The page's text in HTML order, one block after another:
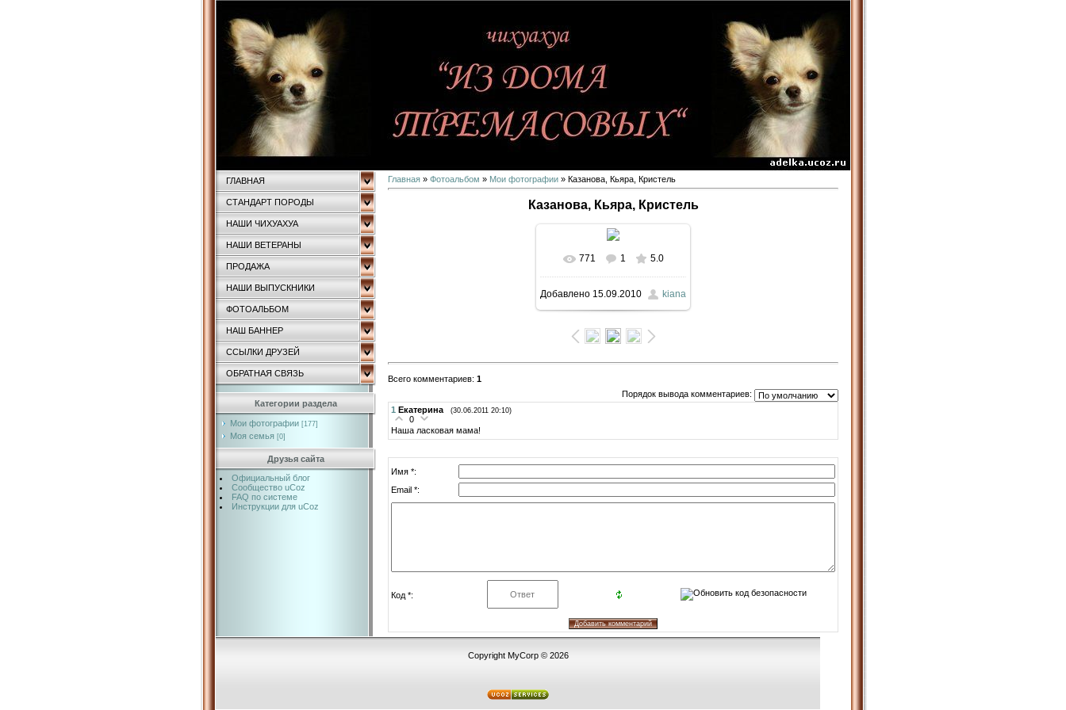
ГЛАВНАЯ
СТАНДАРТ ПОРОДЫ
НАШИ ЧИХУАХУА
НАШИ ВЕТЕРАНЫ
ПРОДАЖА
НАШИ ВЫПУСКНИКИ
ФОТОАЛЬБОМ
НАШ БАННЕР
ССЫЛКИ ДРУЗЕЙ
ОБРАТНАЯ СВЯЗЬ
Категории раздела
Мои фотографии [177]
Моя семья [0]
Друзья сайта
Официальный блог
Сообщество uCoz
FAQ по системе
Инструкции для uCoz
Главная » Фотоальбом » Мои фотографии » Казанова, Кьяра, Кристель
Казанова, Кьяра, Кристель
771 1 5.0
Добавлено 15.09.2010 kiana
Всего комментариев: 1
Порядок вывода комментариев:
1 Екатерина (30.06.2011 20:10)
0
Наша ласковая мама!
Имя *:
Email *:
Код *:
Copyright MyCorp © 2026